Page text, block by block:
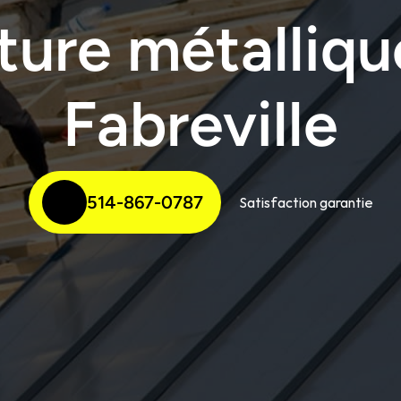
Fabreville
514-867-0787 Satisfaction garantie